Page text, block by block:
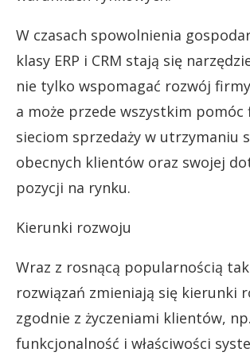
W czasach spowolnienia
klasy ERP i CRM stają się
nie tylko wspomagać rozwój
a może przede wszystkim
sieciom sprzedaży w utrzymaniu
obecnych klientów oraz swojej
pozycji na rynku.
Kierunki rozwoju
Wraz z rosnącą popularnością
rozwiązań zmieniają się kierunki
zgodnie z życzeniami klientów, np.
funkcjonalność i właściwości